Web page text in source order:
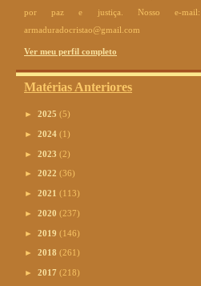
por paz e justiça. Nosso e-mail:
armaduradocristao@gmail.com
Ver meu perfil completo
Matérias Anteriores
► 2025 (5)
► 2024 (1)
► 2023 (2)
► 2022 (36)
► 2021 (113)
► 2020 (237)
► 2019 (146)
► 2018 (261)
► 2017 (218)